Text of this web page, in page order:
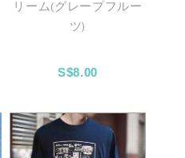
リーム(グレープフルー
ツ)
S$8.00